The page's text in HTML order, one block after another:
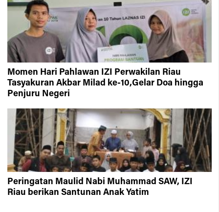
Momen Hari Pahlawan IZI Perwakilan Riau
Tasyakuran Akbar Milad ke-10,Gelar Doa hingga
Penjuru Negeri
Peringatan Maulid Nabi Muhammad SAW, IZI
Riau berikan Santunan Anak Yatim